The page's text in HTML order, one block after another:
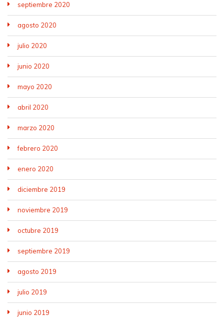
septiembre 2020
agosto 2020
julio 2020
junio 2020
mayo 2020
abril 2020
marzo 2020
febrero 2020
enero 2020
diciembre 2019
noviembre 2019
octubre 2019
septiembre 2019
agosto 2019
julio 2019
junio 2019